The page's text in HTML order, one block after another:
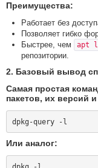
Преимущества:
Работает без
Позволяет гибко
Быстрее, чем
apt
репозитории.
2. Базовый вывод
Самая простая
пакетов, их версий
Или аналог: